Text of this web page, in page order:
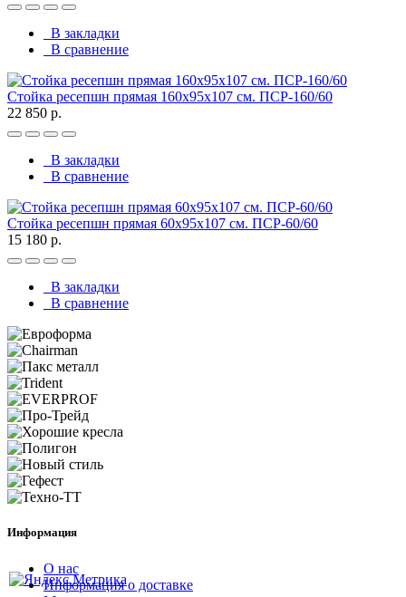
В закладки
В сравнение
Стойка ресепшн прямая 160х95х107 см. ПСР-160/60
22 850 р.
В закладки
В сравнение
Стойка ресепшн прямая 60х95х107 см. ПСР-60/60
15 180 р.
В закладки
В сравнение
Информация
О нас
Информация о доставке